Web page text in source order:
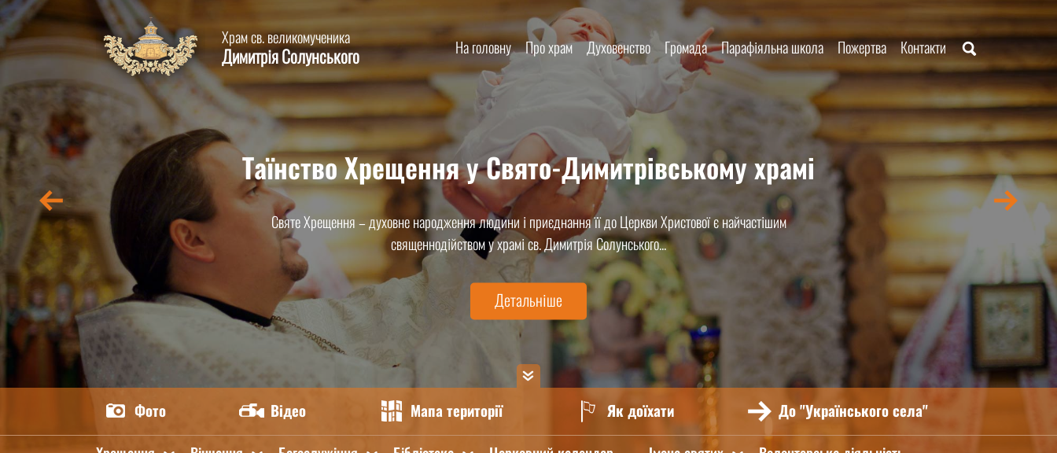
Храм св. великомученика
Димитрія Солунського На головну Про храм Духовенство Громада Парафіяльна школа Пожертва Контакти
Фото Відео Мапа території Як доїхати До "Українського села"
Таїнство Хрещення у Свято-Димитрівському храмі
Святе Хрещення – духовне народження людини і приєднання її до Церкви Христової є найчастішим
священнодійством у храмі св. Димитрія Солунського...
Детальніше